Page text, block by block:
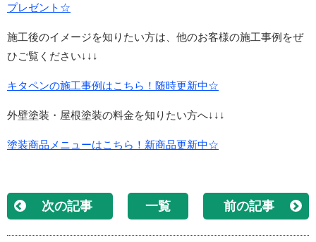
プレゼント☆
施工後のイメージを知りたい方は、他のお客様の施工事例をぜ
ひご覧ください↓↓↓
キタペンの施工事例はこちら！随時更新中☆
外壁塗装・屋根塗装の料金を知りたい方へ↓↓↓
塗装商品メニューはこちら！新商品更新中☆
次の記事 一覧 前の記事